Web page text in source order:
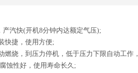
汽快(开机8分钟内达额定气压);
快捷，使用方便;
燃烧，到压力停机，低于压力下限自动工
蚀性好，使用寿命长久;